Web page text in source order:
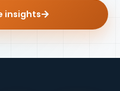
insights